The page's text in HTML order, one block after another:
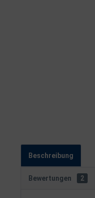
Beschreibung
Bewertungen 2